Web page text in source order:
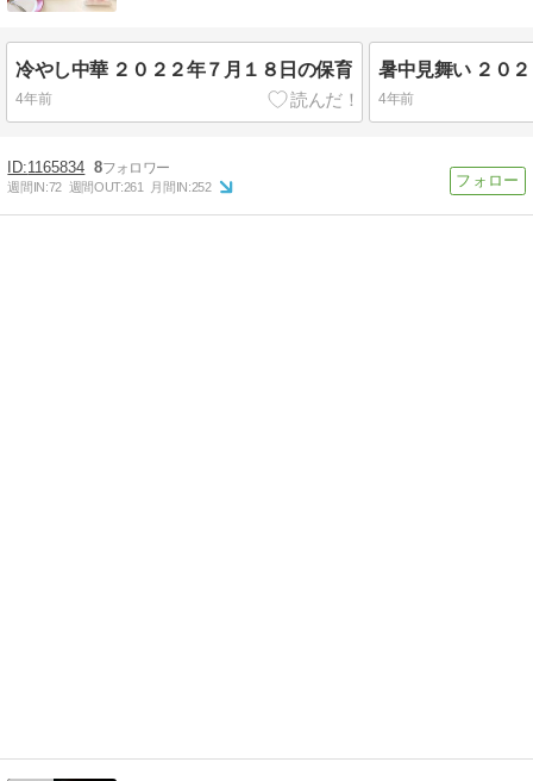
冷やし中華 ２０２２年７月１８日の保育
4年前
暑中見舞い ２０
4年前
1165834 8
週間IN:72 週間OUT:261 月間IN:252